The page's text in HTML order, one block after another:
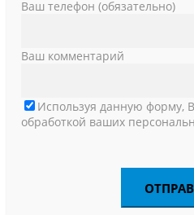
Ваш телефон (обязательно)
Ваш комментарий
Используя данную форму,
обработкой ваших